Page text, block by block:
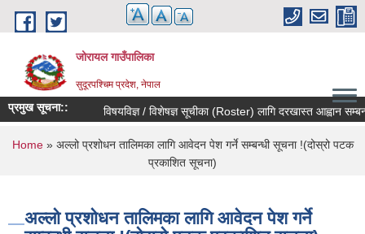
Skip to main content
जोरायल गाउँपालिका
सुदूरपश्चिम प्रदेश, नेपाल
प्रमुख सूचना:: विषयविज्ञ / विशेषज्ञ सूचीका (Roster) लागि दरखास्त आह्वान सम्बन्धी
You are here
Home» अल्लो प्रशोधन तालिमका लागि आवेदन पेश गर्ने सम्बन्धी सूचना !(दोस्रो पटक
प्रकाशित सूचना)
अल्लो प्रशोधन तालिमका लागि आवेदन पेश गर्ने